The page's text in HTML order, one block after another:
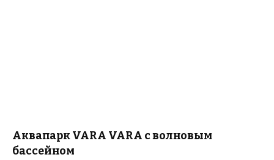
Аквапарк VARA VARA с волновым
бассейном